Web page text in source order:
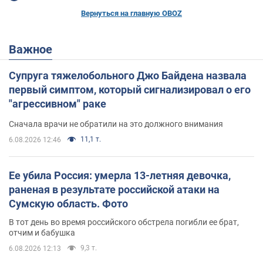
Вернуться на главную OBOZ
Важное
Супруга тяжелобольного Джо Байдена назвала
первый симптом, который сигнализировал о его
"агрессивном" раке
Сначала врачи не обратили на это должного внимания
6.08.2026 12:46 11,1 т.
Ее убила Россия: умерла 13-летняя девочка,
раненая в результате российской атаки на
Сумскую область. Фото
В тот день во время российского обстрела погибли ее брат,
отчим и бабушка
6.08.2026 12:13 9,3 т.